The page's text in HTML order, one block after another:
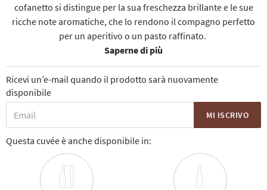
cofanetto si distingue per la sua freschezza brillante e le sue
ricche note aromatiche, che lo rendono il compagno perfetto
per un aperitivo o un pasto raffinato.
Saperne di più
Ricevi un’e-mail quando il prodotto sarà nuovamente
disponibile
MI ISCRIVO
Questa cuvée è anche disponibile in: